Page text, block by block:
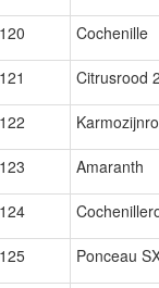
Cochenille
Citrusrood
Amaranth
Ponceau